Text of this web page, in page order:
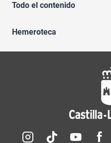
Todo el contenido
Hemeroteca
Redes sociales JCCM